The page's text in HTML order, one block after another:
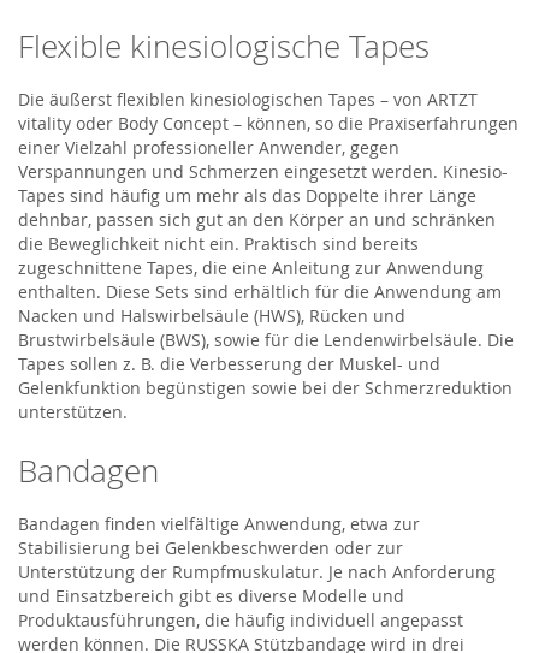
Flexible kinesiologische Tapes
Die äußerst flexiblen kinesiologischen Tapes – von ARTZT
vitality oder Body Concept – können, so die Praxiserfahrungen
einer Vielzahl professioneller Anwender, gegen
Verspannungen und Schmerzen eingesetzt werden. Kinesio-
Tapes sind häufig um mehr als das Doppelte ihrer Länge
dehnbar, passen sich gut an den Körper an und schränken
die Beweglichkeit nicht ein. Praktisch sind bereits
zugeschnittene Tapes, die eine Anleitung zur Anwendung
enthalten. Diese Sets sind erhältlich für die Anwendung am
Nacken und Halswirbelsäule (HWS), Rücken und
Brustwirbelsäule (BWS), sowie für die Lendenwirbelsäule. Die
Tapes sollen z. B. die Verbesserung der Muskel- und
Gelenkfunktion begünstigen sowie bei der Schmerzreduktion
unterstützen.
Bandagen
Bandagen finden vielfältige Anwendung, etwa zur
Stabilisierung bei Gelenkbeschwerden oder zur
Unterstützung der Rumpfmuskulatur. Je nach Anforderung
und Einsatzbereich gibt es diverse Modelle und
Produktausführungen, die häufig individuell angepasst
werden können. Die RUSSKA Stützbandage wird in drei